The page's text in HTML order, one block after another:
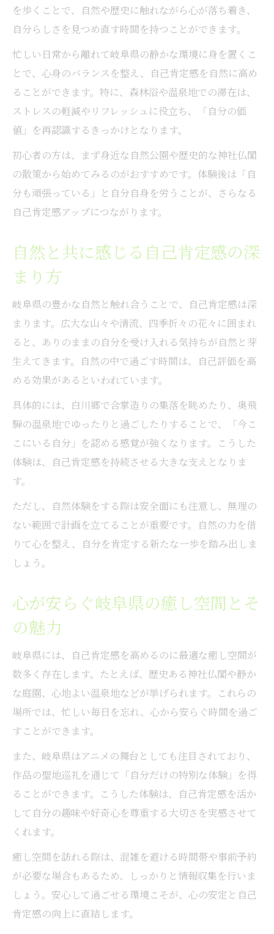
自然がもたらす自己肯定感とその効果
岐阜県の自然で心と自己肯定感を整える
自己肯定感を育てる自然散策のすすめ
森や川で感じる自己肯定感の新しい発見
岐阜県で体験する自然と自己肯定感の調和
アニメ聖地に触れて自己肯定感と共に新発見
アニメ聖地巡礼で自己肯定感を感じる瞬間
岐阜県のアニメ舞台が与える自己肯定感
自己肯定感を高めるアニメ聖地巡りの魅力
アニメの世界観と自己肯定感の深い関係
岐阜県ならではの癒し体験に自己肯定感を活か
す
岐阜独自の癒し体験と自己肯定感の高まり
自己肯定感を活かす岐阜県の癒し方法
心に響く岐阜県の癒し体験を探して
自己肯定感が深まる岐阜県の体験型癒し
岐阜県で得られる癒しと自己肯定感の相乗
新たな自分へ導く岐阜県心の回復スポット
心の回復と自己肯定感に効く岐阜県スポッ
ト
回復スポットが自己肯定感に与える影響
自己肯定感を活かした心の再生体験
を歩くことで、自然や歴史に触れながら心が落ち着き、
自分らしさを見つめ直す時間を持つことができます。
忙しい日常から離れて岐阜県の静かな環境に身を置くこ
とで、心身のバランスを整え、自己肯定感を自然に高め
ることができます。特に、森林浴や温泉地での滞在は、
ストレスの軽減やリフレッシュに役立ち、「自分の価
値」を再認識するきっかけとなります。
初心者の方は、まず身近な自然公園や歴史的な神社仏閣
の散策から始めてみるのがおすすめです。体験後は「自
分も頑張っている」と自分自身を労うことが、さらなる
自己肯定感アップにつながります。
自然と共に感じる自己肯定感の深
まり方
岐阜県の豊かな自然と触れ合うことで、自己肯定感は深
まります。広大な山々や清流、四季折々の花々に囲まれ
ると、ありのままの自分を受け入れる気持ちが自然と芽
生えてきます。自然の中で過ごす時間は、自己評価を高
める効果があるといわれています。
具体的には、白川郷で合掌造りの集落を眺めたり、奥飛
騨の温泉地でゆったりと過ごしたりすることで、「今こ
こにいる自分」を認める感覚が強くなります。こうした
体験は、自己肯定感を持続させる大きな支えとなりま
す。
ただし、自然体験をする際は安全面にも注意し、無理の
ない範囲で計画を立てることが重要です。自然の力を借
りて心を整え、自分を肯定する新たな一歩を踏み出しま
しょう。
心が安らぐ岐阜県の癒し空間とそ
の魅力
岐阜県には、自己肯定感を高めるのに最適な癒し空間が
数多く存在します。たとえば、歴史ある神社仏閣や静か
な庭園、心地よい温泉地などが挙げられます。これらの
場所では、忙しい毎日を忘れ、心から安らぐ時間を過ご
すことができます。
また、岐阜県はアニメの舞台としても注目されており、
作品の聖地巡礼を通じて「自分だけの特別な体験」を得
ることができます。こうした体験は、自己肯定感を活か
して自分の趣味や好奇心を尊重する大切さを実感させて
くれます。
癒し空間を訪れる際は、混雑を避ける時間帯や事前予約
が必要な場合もあるため、しっかりと情報収集を行いま
しょう。安心して過ごせる環境こそが、心の安定と自己
肯定感の向上に直結します。